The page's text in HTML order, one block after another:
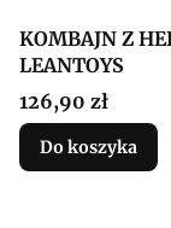
KOMBAJN Z
LEANTOYS
Cena
126,90 zł
Do koszyka